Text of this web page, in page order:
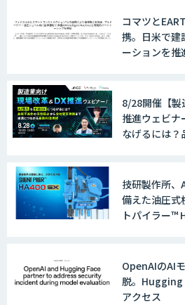
コマツと
携。日米で建
ーションを推
8/28開催【製
推進ウェビナ
なげるには？
技研製作所、
備えた油圧式
トパイラー™
OpenAIのAI
脱。Hugging
アクセス